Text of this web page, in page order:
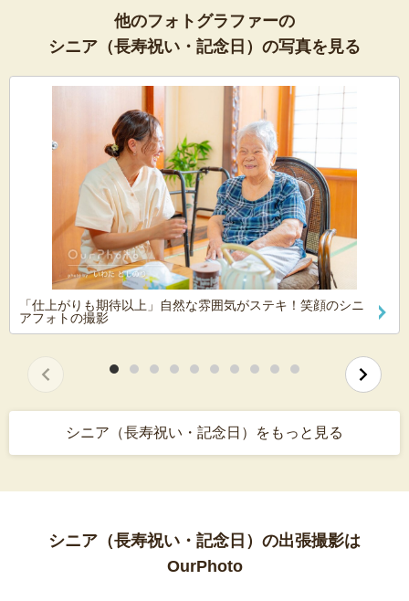
他のフォトグラファーの
シニア（長寿祝い・記念日）の写真を見る
「仕上がりも期待以上」自然な雰囲気がステキ！笑顔のシニ
アフォトの撮影
シニア（長寿祝い・記念日）をもっと見る
シニア（長寿祝い・記念日）の出張撮影は
OurPhoto